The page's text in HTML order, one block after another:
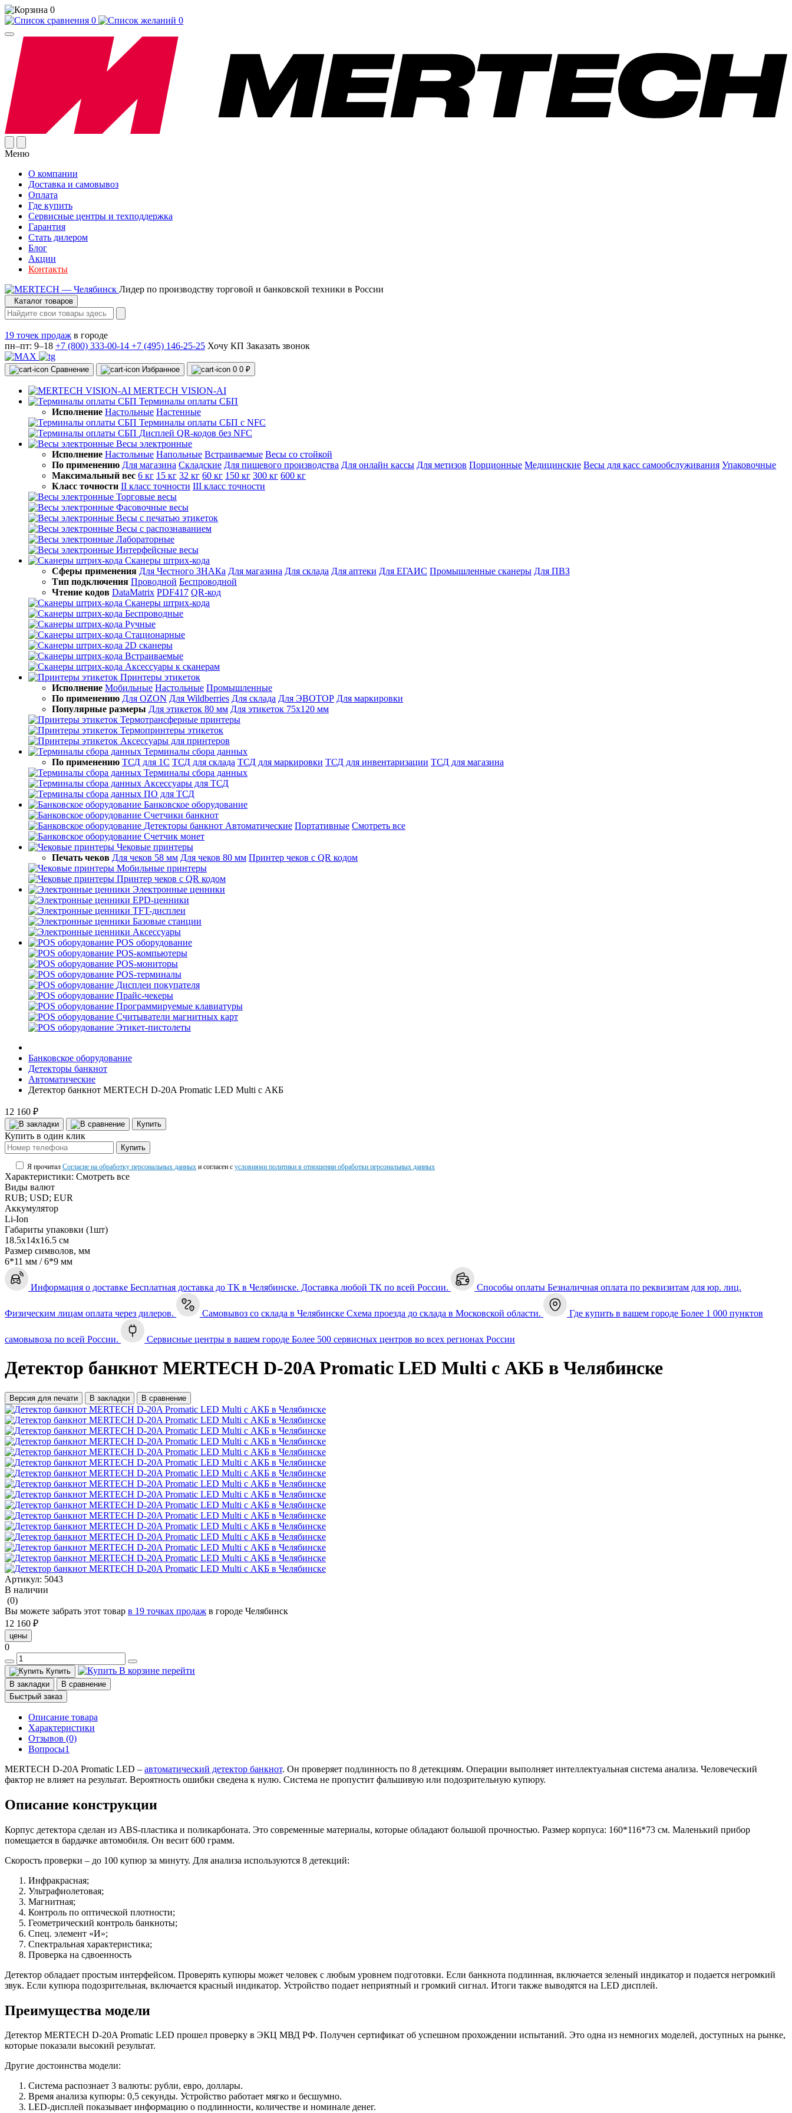
0
0
0
Меню
О компании
Доставка и самовывоз
Оплата
Где купить
Сервисные центры и техподдержка
Гарантия
Стать дилером
Блог
Акции
Контакты
Лидер по производству торговой и банковской техники в России
Каталог товаров
19 точек продаж в городе
пн–пт: 9–18 +7 (800) 333-00-14 +7 (495) 146-25-25 Хочу КП Заказать звонок
Сравнение Избранное 0 0 ₽
MERTECH VISION-AI
Терминалы оплаты СБП
Исполнение Настольные Настенные
Терминалы оплаты СБП с NFC
Дисплей QR-кодов без NFC
Весы электронные
Исполнение Настольные Напольные Встраиваемые Весы со стойкой
По применению Для магазина Складские Для пищевого производства Для онлайн кассы Для метизов Порционные Медицинские Весы для касс самообслуживания Упаковочные
Максимальный вес 6 кг 15 кг 32 кг 60 кг 150 кг 300 кг 600 кг
Класс точности II класс точности III класс точности
Торговые весы
Фасовочные весы
Весы с печатью этикеток
Весы с распознаванием
Лабораторные
Интерфейсные весы
Сканеры штрих-кода
Сферы применения Для Честного ЗНАКа Для магазина Для склада Для аптеки Для ЕГАИС Промышленные сканеры Для ПВЗ
Тип подключения Проводной Беспроводной
Чтение кодов DataMatrix PDF417 QR-код
Сканеры штрих-кода
Беспроводные
Ручные
Стационарные
2D сканеры
Встраиваемые
Аксессуары к сканерам
Принтеры этикеток
Исполнение Мобильные Настольные Промышленные
По применению Для OZON Для Wildberries Для склада Для ЭВОТОР Для маркировки
Популярные размеры Для этикеток 80 мм Для этикеток 75х120 мм
Термотрансферные принтеры
Термопринтеры этикеток
Аксессуары для принтеров
Терминалы сбора данных
По применению ТСД для 1С ТСД для склада ТСД для маркировки ТСД для инвентаризации ТСД для магазина
Терминалы сбора данных
Аксессуары для ТСД
ПО для ТСД
Банковское оборудование
Счетчики банкнот
Детекторы банкнот Автоматические Портативные Смотреть все
Счетчик монет
Чековые принтеры
Печать чеков Для чеков 58 мм Для чеков 80 мм Принтер чеков с QR кодом
Мобильные принтеры
Принтер чеков с QR кодом
Электронные ценники
EPD-ценники
TFT-дисплеи
Базовые станции
Аксессуары
POS оборудование
POS-компьютеры
POS-мониторы
POS-терминалы
Дисплеи покупателя
Прайс-чекеры
Программируемые клавиатуры
Считыватели магнитных карт
Этикет-пистолеты
Банковское оборудование
Детекторы банкнот
Автоматические
Детектор банкнот MERTECH D-20A Promatic LED Multi c АКБ
12 160 ₽
Купить
Купить в один клик
Купить
Я прочитал Согласие на обработку персональных данных и согласен с условиями политики в отношении обработки персональных данных
Характеристики: Смотреть все
Виды валют
RUB; USD; EUR
Аккумулятор
Li-Ion
Габариты упаковки (1шт)
18.5х14х16.5 см
Размер символов, мм
6*11 мм / 6*9 мм
Информация о доставке Бесплатная доставка до ТК в Челябинске. Доставка любой ТК по всей России. Способы оплаты Безналичная оплата по реквизитам для юр. лиц.
Физическим лицам оплата через дилеров. Самовывоз со склада в Челябинске Схема проезда до склада в Московской области. Где купить в вашем городе Более 1 000 пунктов
самовывоза по всей России. Сервисные центры в вашем городе Более 500 сервисных центров во всех регионах России
Детектор банкнот MERTECH D-20A Promatic LED Multi c АКБ в Челябинске
Версия для печати В закладки В сравнение
Артикул: 5043
В наличии
(0)
Вы можете забрать этот товар в 19 точках продаж в городе Челябинск
12 160 ₽
цены
0
Купить В корзине перейти
В закладки
В сравнение
Быстрый заказ
Описание товара
Характеристики
Отзывов (0)
Вопросы1
MERTECH D-20A Promatic LED – автоматический детектор банкнот. Он проверяет подлинность по 8 детекциям. Операции выполняет интеллектуальная система анализа. Человеческий
фактор не влияет на результат. Вероятность ошибки сведена к нулю. Система не пропустит фальшивую или подозрительную купюру.
Описание конструкции
Корпус детектора сделан из ABS-пластика и поликарбоната. Это современные материалы, которые обладают большой прочностью. Размер корпуса: 160*116*73 см. Маленький прибор
помещается в бардачке автомобиля. Он весит 600 грамм.
Скорость проверки – до 100 купюр за минуту. Для анализа используются 8 детекций:
Инфракрасная;
Ультрафиолетовая;
Магнитная;
Контроль по оптической плотности;
Геометрический контроль банкноты;
Спец. элемент «И»;
Спектральная характеристика;
Проверка на сдвоенность
Детектор обладает простым интерфейсом. Проверять купюры может человек с любым уровнем подготовки. Если банкнота подлинная, включается зеленый индикатор и подается негромкий
звук. Если купюра подозрительная, включается красный индикатор. Устройство подает неприятный и громкий сигнал. Итоги также выводятся на LED дисплей.
Преимущества модели
Детектор MERTECH D-20A Promatic LED прошел проверку в ЭКЦ МВД РФ. Получен сертификат об успешном прохождении испытаний. Это одна из немногих моделей, доступных на рынке,
которые показали высокий результат.
Другие достоинства модели:
Система распознает 3 валюты: рубли, евро, доллары.
Время анализа купюры: 0,5 секунды. Устройство работает мягко и бесшумно.
LED-дисплей показывает информацию о подлинности, количестве и номинале денег.